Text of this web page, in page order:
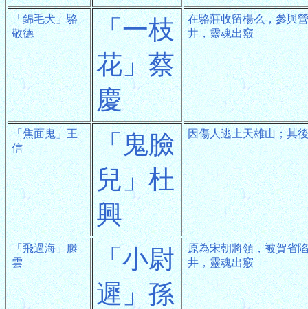
「錦毛犬」駱
敬德
「一枝
花」蔡
慶
在駱莊收留楊么，參與
井，靈魂出竅
「焦面鬼」王
信
「鬼臉
兒」杜
興
因傷人逃上天雄山；其
「飛過海」滕
雲
「小尉
遲」孫
原為宋朝將領，被賀省
井，靈魂出竅